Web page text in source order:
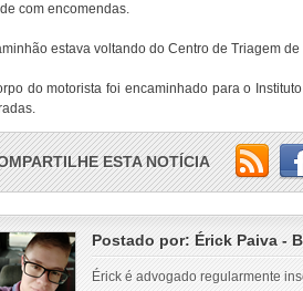
com encomendas.
estava voltando do Centro de Triagem
do motorista foi encaminhado para o
ESTA NOTÍCIA
Postado por: Érick Paiva -
Érick é advogado regularmente